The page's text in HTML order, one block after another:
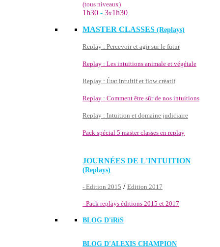
(tous niveaux)
1h30 - 3x1h30
MASTER CLASSES (Replays)
Replay : Percevoir et agir sur le futur
Replay : Les intuitions animale et végétale
Replay : État intuitif et flow créatif
Replay : Comment être sûr de nos intuitions
Replay : Intuition et domaine judiciaire
Pack spécial 5 master classes en replay
JOURNÉES DE L'INTUITION
(Replays)
- Edition 2015 / Edition 2017
- Pack replays éditions 2015 et 2017
BLOG D'iRiS
BLOG D'ALEXIS CHAMPION